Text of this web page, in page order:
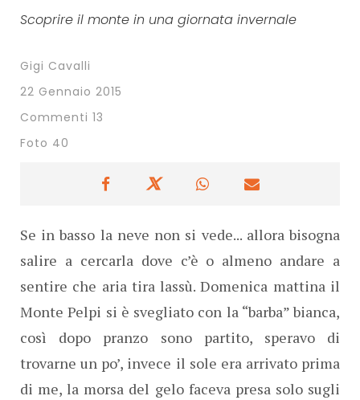
Scoprire il monte in una giornata invernale
Gigi Cavalli
22 Gennaio 2015
Commenti 13
Foto 40
Se in basso la neve non si vede... allora bisogna
salire a cercarla dove c’è o almeno andare a
sentire che aria tira lassù. Domenica mattina il
Monte Pelpi si è svegliato con la “barba” bianca,
così dopo pranzo sono partito, speravo di
trovarne un po’, invece il sole era arrivato prima
di me, la morsa del gelo faceva presa solo sugli